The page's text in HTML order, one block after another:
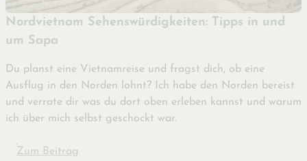
Nordvietnam Sehenswürdigkeiten: Tipps in und
um Sapa
Du planst eine Vietnamreise und fragst dich, ob eine
Ausflug in den Norden lohnt? Ich habe den Norden bereist
und verrate dir was du dort oben erleben kannst und warum
ich über mich selbst geschockt war.
Zum Beitrag